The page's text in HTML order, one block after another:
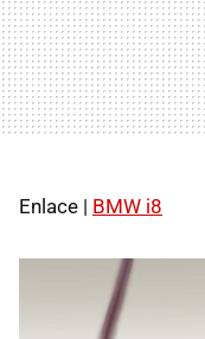
Enlace | BMW i8